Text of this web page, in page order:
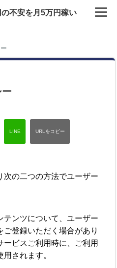
不安を月5万円稼い
次の二つの方法でユーザー
テンツについて、ユーザー
登録いただく場合があり
ービスご利用時に、ご利用
されます。